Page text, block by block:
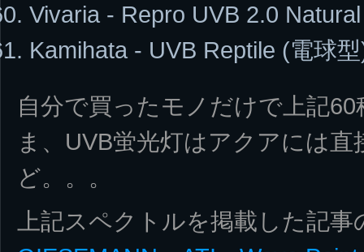
Vivaria - Repro UVB 2.0
Kamihata - UVB Reptile (電球
自分で買ったモノだけで上記
ま、UVB蛍光灯はアクアには
ど。。。
上記スペクトルを掲載した記